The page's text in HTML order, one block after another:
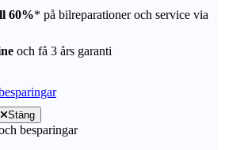
60%* på bilreparationer och service via
och få 3 års garanti
Stäng
besparingar